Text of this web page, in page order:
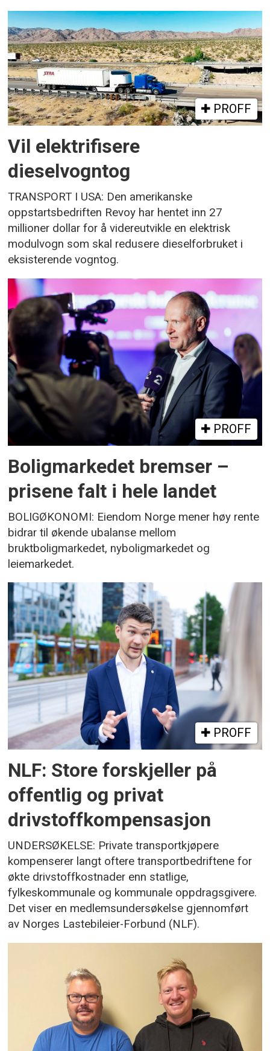
PROFF
Vil elektrifisere
dieselvogntog
TRANSPORT I USA: Den amerikanske
oppstartsbedriften Revoy har hentet inn 27
millioner dollar for å videreutvikle en elektrisk
modulvogn som skal redusere dieselforbruket i
eksisterende vogntog.
PROFF
Boligmarkedet bremser –
prisene falt i hele landet
BOLIGØKONOMI: Eiendom Norge mener høy rente
bidrar til økende ubalanse mellom
bruktboligmarkedet, nyboligmarkedet og
leiemarkedet.
PROFF
NLF: Store forskjeller på
offentlig og privat
drivstoffkompensasjon
UNDERSØKELSE: Private transportkjøpere
kompenserer langt oftere transportbedriftene for
økte drivstoffkostnader enn statlige,
fylkeskommunale og kommunale oppdragsgivere.
Det viser en medlemsundersøkelse gjennomført
av Norges Lastebileier-Forbund (NLF).